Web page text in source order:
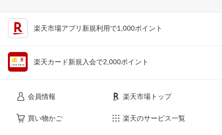
楽天市場アプリ新規利用で1,000ポイント
楽天カード新規入会で2,000ポイント
会員情報
買い物かご
楽天市場トップ
楽天のサービス一覧